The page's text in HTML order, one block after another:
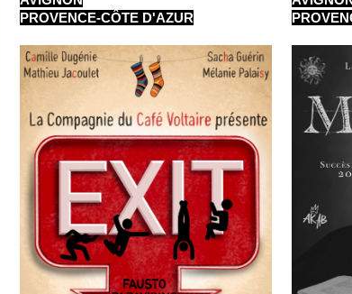
PROVENCE-CÔTE D'AZUR